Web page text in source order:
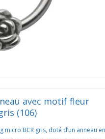
avec motif fleur
(106)
BCR gris, doté d’un anneau en